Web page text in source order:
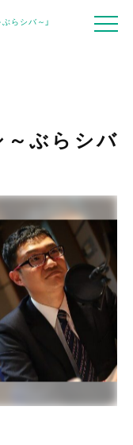
らシバ～」
～ぶらシバ